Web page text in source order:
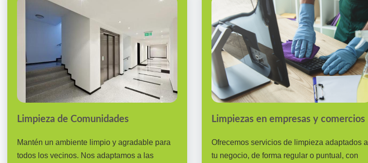
Limpieza de Comunidades
Mantén un ambiente limpio y agradable para
todos los vecinos. Nos adaptamos a las
Limpiezas en empresas y comercios
Ofrecemos servicios de limpieza adaptados a
tu negocio, de forma regular o puntual, con